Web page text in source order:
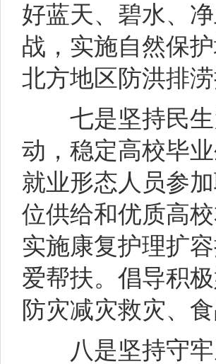
好蓝天、碧水、
战，实施自然保
北方地区防洪排
七是坚持民生
动，稳定高校毕
就业形态人员参
位供给和优质高
实施康复护理扩
爱帮扶。倡导积
防灾减灾救灾、
八是坚持守牢